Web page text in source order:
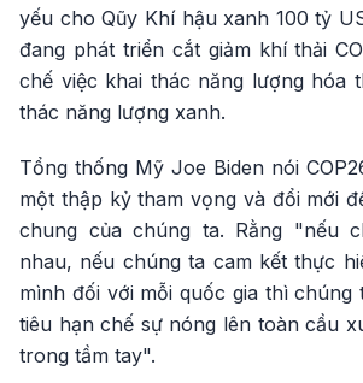
yếu cho Qũy Khí hậu xanh 100 tỷ
đang phát triển cắt giảm khí thải
chế việc khai thác năng lượng hóa
thác năng lượng xanh.
Tổng thống Mỹ Joe Biden nói
một thập kỷ tham vọng và đổi mới
chung của chúng ta. Rằng "nếu
nhau, nếu chúng ta cam kết thực
mình đối với mỗi quốc gia thì chúng
tiêu hạn chế sự nóng lên toàn cầu
trong tầm tay".